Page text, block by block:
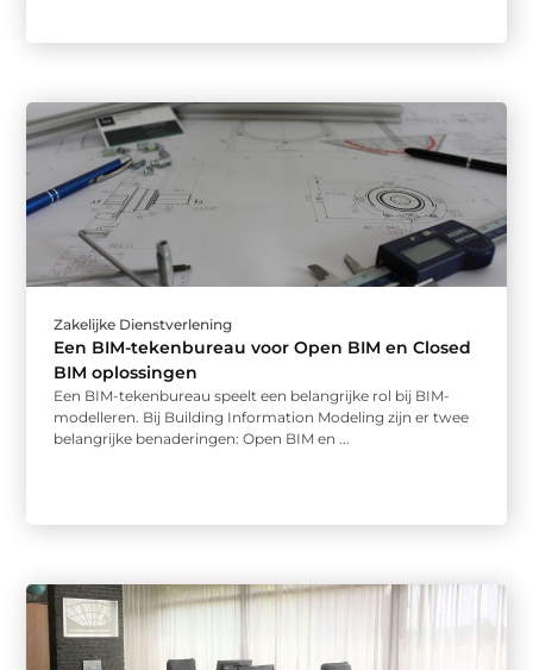
Zakelijke Dienstverlening
Een BIM-tekenbureau voor Open BIM en Closed
BIM oplossingen
Een BIM-tekenbureau speelt een belangrijke rol bij BIM-
modelleren. Bij Building Information Modeling zijn er twee
belangrijke benaderingen: Open BIM en ...